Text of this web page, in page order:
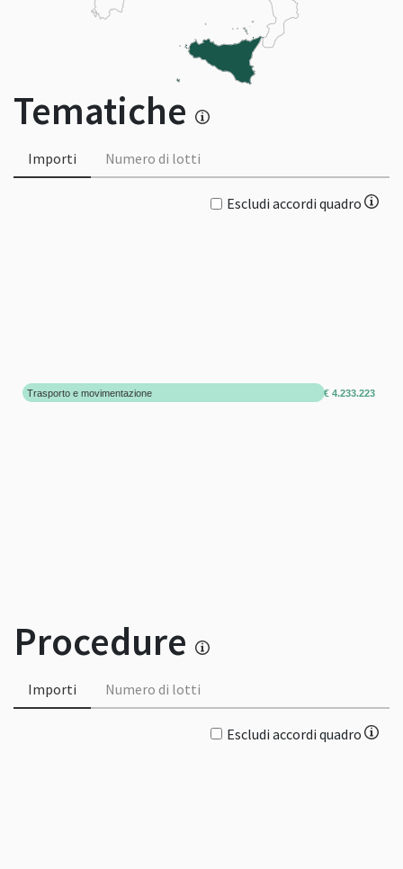
Tematiche
Importi Numero di lotti
Escludi accordi quadro
Trasporto e movimentazione € 4.233.223
Procedure
Importi Numero di lotti
Escludi accordi quadro